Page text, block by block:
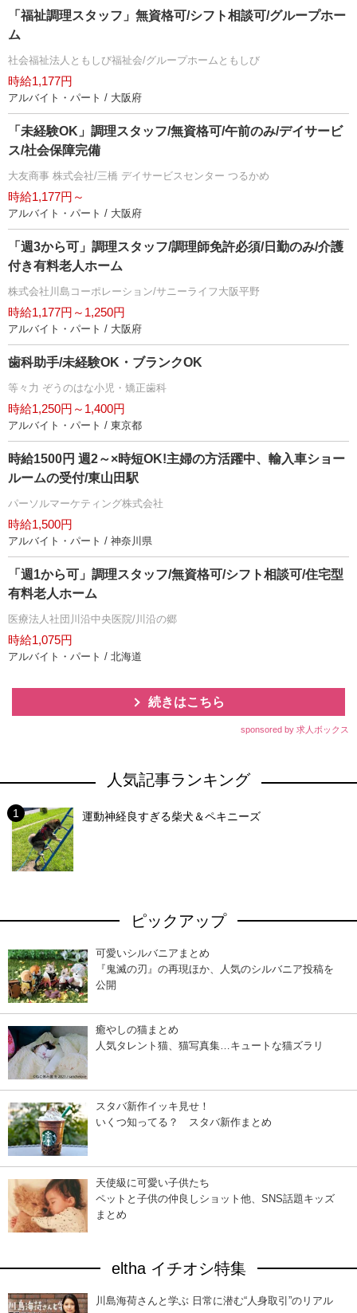
「福祉調理スタッフ」無資格可/シフト相談可/グループホー
ム
社会福祉法人ともしび福祉会/グループホームともしび
時給1,177円
アルバイト・パート / 大阪府
「未経験OK」調理スタッフ/無資格可/午前のみ/デイサービ
ス/社会保障完備
大友商事 株式会社/三橋 デイサービスセンター つるかめ
時給1,177円～
アルバイト・パート / 大阪府
「週3から可」調理スタッフ/調理師免許必須/日勤のみ/介護
付き有料老人ホーム
株式会社川島コーポレーション/サニーライフ大阪平野
時給1,177円～1,250円
アルバイト・パート / 大阪府
歯科助手/未経験OK・ブランクOK
等々力 ぞうのはな小児・矯正歯科
時給1,250円～1,400円
アルバイト・パート / 東京都
時給1500円 週2～×時短OK!主婦の方活躍中、輸入車ショー
ルームの受付/東山田駅
パーソルマーケティング株式会社
時給1,500円
アルバイト・パート / 神奈川県
「週1から可」調理スタッフ/無資格可/シフト相談可/住宅型
有料老人ホーム
医療法人社団川沿中央医院/川沿の郷
時給1,075円
アルバイト・パート / 北海道
続きはこちら
sponsored by 求人ボックス
人気記事ランキング
運動神経良すぎる柴犬＆ペキニーズ
ピックアップ
可愛いシルバニアまとめ
『鬼滅の刃』の再現ほか、人気のシルバニア投稿を
公開
癒やしの猫まとめ
人気タレント猫、猫写真集…キュートな猫ズラリ
スタバ新作イッキ見せ！
いくつ知ってる？ スタバ新作まとめ
天使級に可愛い子供たち
ペットと子供の仲良しショット他、SNS話題キッズ
まとめ
eltha イチオシ特集
川島海荷さんと学ぶ 日常に潜む“人身取引”のリアル